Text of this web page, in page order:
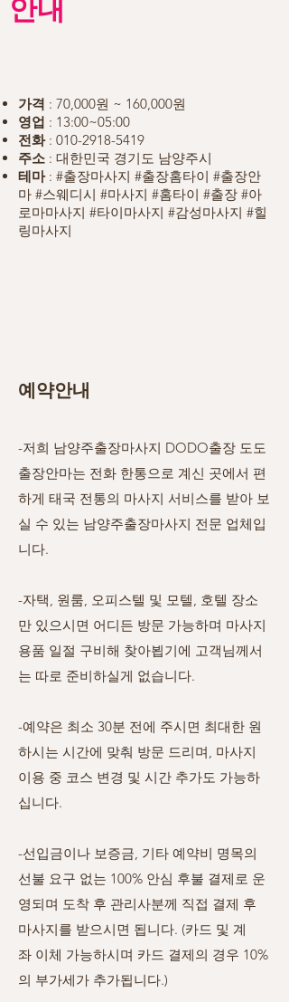
안내
가격 : 70,000원 ~ 160,000원
영업 : 13:00~05:00
전화: 010-2918-5419
주소 : 대한민국 경기도 남양주시
테마: #출장마사지 #출장홈타이 #출장안
마 #스웨디시 #마사지 #홈타이 #출장 #아
로마마사지 #타이마사지 #감성마사지 #힐
링마사지
예약안내
-저희 남양주출장마사지 DODO출장 도도
출장안마는 전화 한통으로 계신 곳에서 편
하게 태국 전통의 마사지 서비스를 받아 보
실 수 있는 남양주출장마사지 전문 업체입
니다.
-자택, 원룸, 오피스텔 및 모텔, 호텔 장소
만 있으시면 어디든 방문 가능하며 마사지
용품 일절 구비해 찾아뵙기에 고객님께서
는 따로 준비하실게 없습니다.
-예약은 최소 30분 전에 주시면 최대한 원
하시는 시간에 맞춰 방문 드리며, 마사지
이용 중 코스 변경 및 시간 추가도 가능하
십니다.
-선입금이나 보증금, 기타 예약비 명목의
선불 요구 없는 100% 안심 후불 결제로 운
영되며 도착 후 관리사분께 직접 결제 후
마사지를 받으시면 됩니다. (카드 및 계
좌 이체 가능하시며 카드 결제의 경우 10%
의 부가세가 추가됩니다.)